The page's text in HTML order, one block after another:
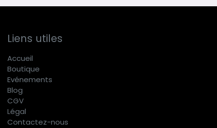
Liens utiles
Accueil
Boutique
Evénements
Blog
CGV
Légal
Contactez-nous